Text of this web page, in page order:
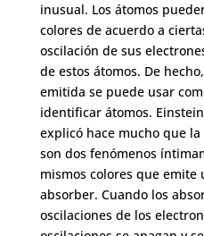
inusual. Los átomos
colores de acuerdo a
oscilación de sus
de estos átomos. De
emitida se puede usar
identificar átomos.
explicó hace mucho que
son dos fenómenos
mismos colores que emite
absorber. Cuando los
oscilaciones de los